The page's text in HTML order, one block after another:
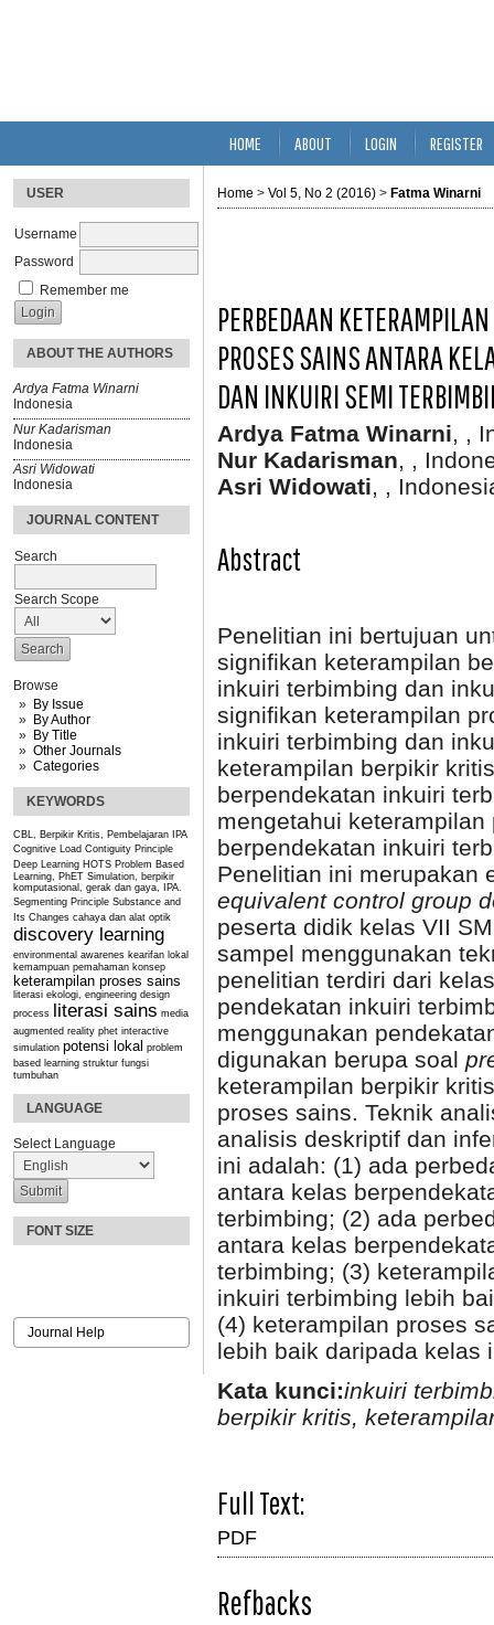
USER
Username
Password
Remember me
ABOUT THE AUTHORS
Ardya Fatma Winarni
Indonesia
Nur Kadarisman
Indonesia
Asri Widowati
Indonesia
JOURNAL CONTENT
Search
Search Scope
Browse
By Issue
By Author
By Title
Other Journals
Categories
KEYWORDS
CBL, Berpikir Kritis, Pembelajaran IPA
Cognitive Load Contiguity Principle
Deep Learning HOTS Problem Based
Learning, PhET Simulation, berpikir
komputasional, gerak dan gaya, IPA.
Segmenting Principle Substance and
Its Changes cahaya dan alat optik
discovery learning
environmental awarenes kearifan lokal
kemampuan pemahaman konsep
keterampilan proses sains
literasi ekologi, engineering design
process literasi sains media
augmented reality phet interactive
simulation potensi lokal problem
based learning struktur fungsi
tumbuhan
LANGUAGE
Select Language
FONT SIZE
Journal Help
HOME ABOUT LOGIN REGISTER
Home > Vol 5, No 2 (2016) > Fatma Winarni
PERBEDAAN
PROSES SAINS ANTARA
DAN INKUIRI SEMI
Ardya Fatma Winarni, ,
Nur Kadarisman, ,
Asri Widowati, ,
Abstract
Penelitian ini bertujuan
signifikan keterampilan
inkuiri terbimbing dan
signifikan keterampilan
inkuiri terbimbing dan
keterampilan berpikir
berpendekatan inkuiri
mengetahui
berpendekatan inkuiri
Penelitian ini merupakan
equivalent control group
peserta didik kelas VII
sampel menggunakan
penelitian terdiri dari
pendekatan inkuiri
menggunakan
digunakan berupa soal
keterampilan berpikir
proses sains. Teknik
analisis deskriptif dan
ini adalah: (1) ada
antara kelas
terbimbing; (2) ada
antara kelas
terbimbing; (3)
inkuiri terbimbing lebih
(4) keterampilan proses
lebih baik daripada kelas
Kata kunci:inkuiri
berpikir kritis,
Full Text:
PDF
Refbacks